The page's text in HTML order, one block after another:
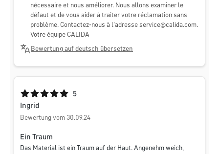
nécessaire et nous améliorer. Nous allons examiner le
défaut et de vous aider à traiter votre réclamation sans
problème. Contactez-nous à l'adresse service@calida.com.
Votre équipe CALIDA
Bewertung auf deutsch übersetzen
Durchschnittliche Bewertung von 5 von 5 Sternen
5
Ingrid
Bewertung vom 30.09.24
Ein Traum
Das Material ist ein Traum auf der Haut. Angenehm weich,